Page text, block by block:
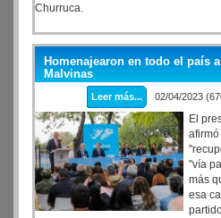
Churruca.
Homenajearon en todo el país
Malvinas
Leer más... 02/04/2023
El
"vía
más
esa